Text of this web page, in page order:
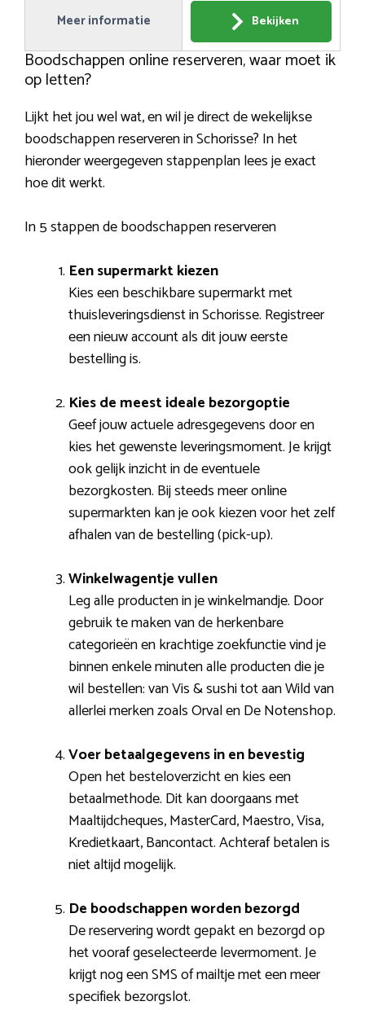
Meer informatie Bekijken
Boodschappen online reserveren, waar moet ik
op letten?
Lijkt het jou wel wat, en wil je direct de wekelijkse
boodschappen reserveren in Schorisse? In het
hieronder weergegeven stappenplan lees je exact
hoe dit werkt.
In 5 stappen de boodschappen reserveren
Een supermarkt kiezen
Kies een beschikbare supermarkt met
thuisleveringsdienst in Schorisse. Registreer
een nieuw account als dit jouw eerste
bestelling is.
Kies de meest ideale bezorgoptie
Geef jouw actuele adresgegevens door en
kies het gewenste leveringsmoment. Je krijgt
ook gelijk inzicht in de eventuele
bezorgkosten. Bij steeds meer online
supermarkten kan je ook kiezen voor het zelf
afhalen van de bestelling (pick-up).
Winkelwagentje vullen
Leg alle producten in je winkelmandje. Door
gebruik te maken van de herkenbare
categorieën en krachtige zoekfunctie vind je
binnen enkele minuten alle producten die je
wil bestellen: van Vis & sushi tot aan Wild van
allerlei merken zoals Orval en De Notenshop.
Voer betaalgegevens in en bevestig
Open het besteloverzicht en kies een
betaalmethode. Dit kan doorgaans met
Maaltijdcheques, MasterCard, Maestro, Visa,
Kredietkaart, Bancontact. Achteraf betalen is
niet altijd mogelijk.
De boodschappen worden bezorgd
De reservering wordt gepakt en bezorgd op
het vooraf geselecteerde levermoment. Je
krijgt nog een SMS of mailtje met een meer
specifiek bezorgslot.